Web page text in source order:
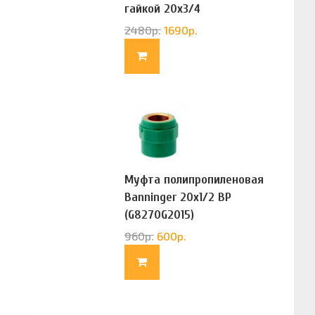
гайкой 20х3/4
(G83322020)
2480р. 1690р.
Муфта полипропиленовая
Banninger 20х1/2 ВР
(G8270G2015)
960р. 600р.